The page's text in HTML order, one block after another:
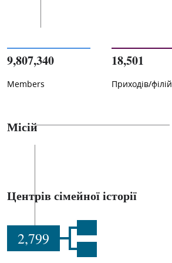
9,807,340
Members
18,501
Приходів/філій
Місій
Центрів сімейної історії
2,799